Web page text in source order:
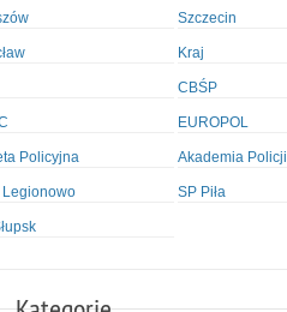
Szczecin
Kraj
CBŚP
EUROPOL
Policyjna Akademia Policji
Legionowo SP Piła